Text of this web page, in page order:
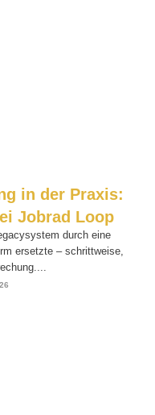
in der Praxis:
Jobrad Loop
durch eine
ersetzte – schrittweise,